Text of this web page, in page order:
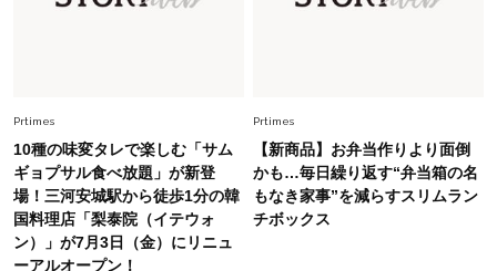
んだ」
Fashion 2026.7.16
白黒でもこんなに華やぐ！40代、夏の「甘めト
ップス×パンツ」コーデ〈3選〉
Prtimes
10種の味変タレで楽しむ「サム
ギョプサル食べ放題」が新登
場！三河安城駅から徒歩1分の韓
国料理店「梨泰院（イテウォ
ン）」が7月3日（金）にリニュ
ーアルオープン！
Prtimes
【新商品】お弁当作りより面倒
かも…毎日繰り返す“弁当箱の名
もなき家事”を減らすスリムラン
チボックス